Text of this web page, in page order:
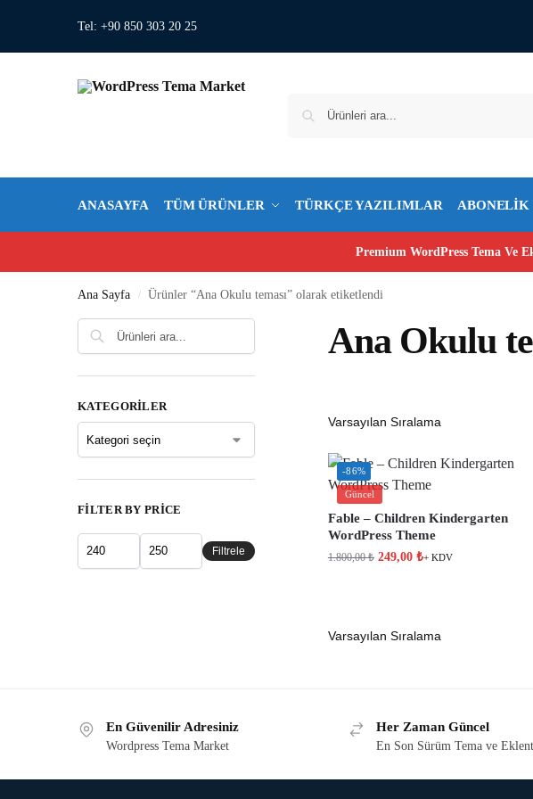
Tel: +90 850 303 20 25
ANASAYFA TÜM ÜRÜNLER TÜRKÇE YAZILIMLAR ABONELİK
Premium WordPress Tema Ve
Ana Sayfa / Ürünler “Ana Okulu teması” olarak etiketlendi
Ana Okulu
-86%
Güncel
Fable – Children Kindergarten
WordPress Theme
1.800,00₺ 249,00 ₺+ KDV
KATEGORILER
FILTER BY PRICE
Filtrele
En Güvenilir Adresiniz
Wordpress Tema Market
Her Zaman Güncel
En Son Sürüm Tema ve